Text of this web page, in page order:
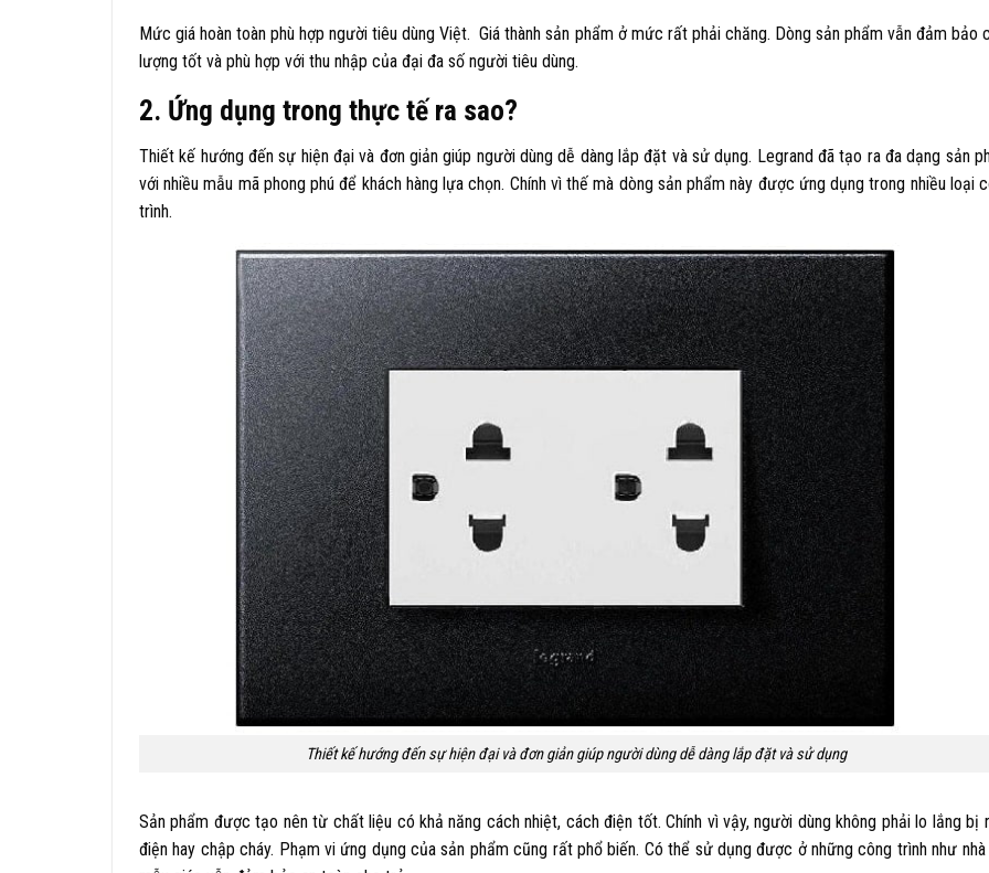
Mức giá hoàn toàn phù hợp người tiêu dùng Việt. Giá thành sản phẩm ở mức rất phải chăng. Dòng sản phẩm vẫn đảm bảo
lượng tốt và phù hợp với thu nhập của đại đa số người tiêu dùng.
2. Ứng dụng trong thực tế ra sao?
Thiết kế hướng đến sự hiện đại và đơn giản giúp người dùng dễ dàng lắp đặt và sử dụng. Legrand đã tạo ra đa dạng sản
với nhiều mẫu mã phong phú để khách hàng lựa chọn. Chính vì thế mà dòng sản phẩm này được ứng dụng trong nhiều loại
trình.
Thiết kế hướng đến sự hiện đại và đơn giản giúp người dùng dễ dàng lắp đặt và sử dụng
Sản phẩm được tạo nên từ chất liệu có khả năng cách nhiệt, cách điện tốt. Chính vì vậy, người dùng không phải lo lắng bị
điện hay chập cháy. Phạm vi ứng dụng của sản phẩm cũng rất phổ biến. Có thể sử dụng được ở những công trình như